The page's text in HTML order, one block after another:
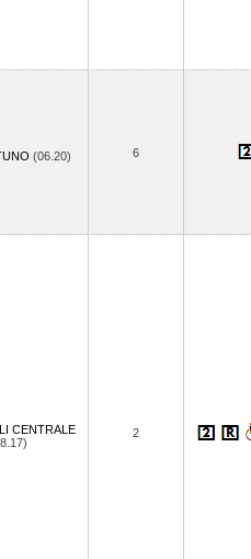
(06.20) 6
CENTRALE
2